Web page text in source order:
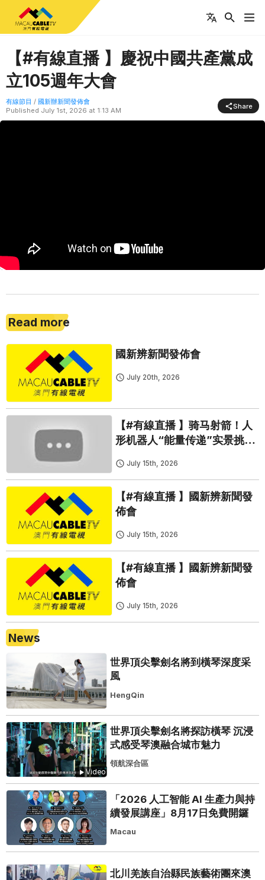
【#有線直播 】慶祝中國共產黨成
立105週年大會
有線節目 / 國新辦新聞發佈會
Published July 1st, 2026 at 1:13 AM
Share
Read more
國新辨新聞發佈會
July 20th, 2026
【#有線直播 】骑马射箭！人
形机器人“能量传递”实景挑战
July 15th, 2026
【#有線直播 】國新辨新聞發
佈會
July 15th, 2026
【#有線直播 】國新辨新聞發
佈會
July 15th, 2026
News
世界頂尖擊劍名將到橫琴深度采
風
HengQin
Video
世界頂尖擊劍名將探訪橫琴 沉浸
式感受琴澳融合城市魅力
領航深合區
「2026 人工智能 AI 生產力與持
續發展講座」8月17日免費開鑼
Macau
北川羌族自治縣民族藝術團來澳